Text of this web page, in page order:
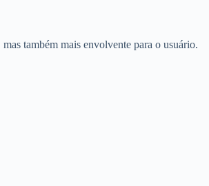
também mais envolvente para o usuário.